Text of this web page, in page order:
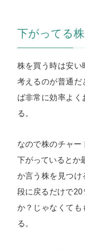
下がってる
株を買う時は安い
考えるのが普通
ば非常に効率よ
る。
なので株のチャー
下がっているとか
か言う株を見つけ
段に戻るだけで
か？じゃなくても
る。